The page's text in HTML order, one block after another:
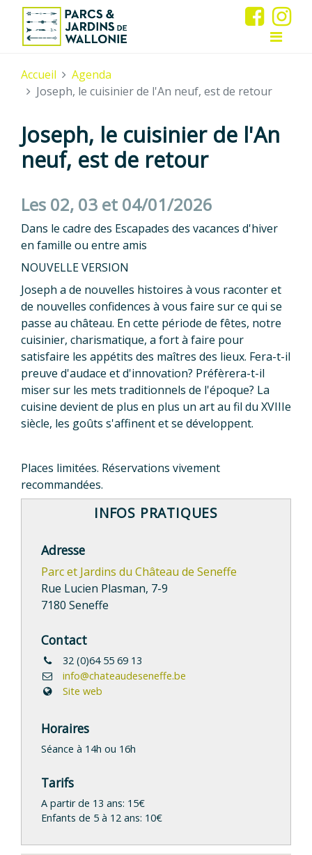
Accueil
Agenda
Joseph, le cuisinier de l'An neuf, est de retour
Joseph, le cuisinier de l'An
neuf, est de retour
Les 02, 03 et 04/01/2026
Dans le cadre des Escapades des vacances d'hiver
en famille ou entre amis
NOUVELLE VERSION
Joseph a de nouvelles histoires à vous raconter et
de nouvelles confidences à vous faire sur ce qui se
passe au château. En cette période de fêtes, notre
cuisinier, charismatique, a fort à faire pour
satisfaire les appétits des maîtres des lieux. Fera-t-il
preuve d'audace et d'innovation? Préfèrera-t-il
miser sur les mets traditionnels de l'époque? La
cuisine devient de plus en plus un art au fil du XVIIIe
siècle, les goûts s'affinent et se développent.
Places limitées. Réservations vivement
recommandées.
INFOS PRATIQUES
Adresse
Parc et Jardins du Château de Seneffe
Rue Lucien Plasman, 7-9
7180 Seneffe
Contact
32 (0)64 55 69 13
info@chateaudeseneffe.be
Site web
Horaires
Séance à 14h ou 16h
Tarifs
A partir de 13 ans: 15€
Enfants de 5 à 12 ans: 10€